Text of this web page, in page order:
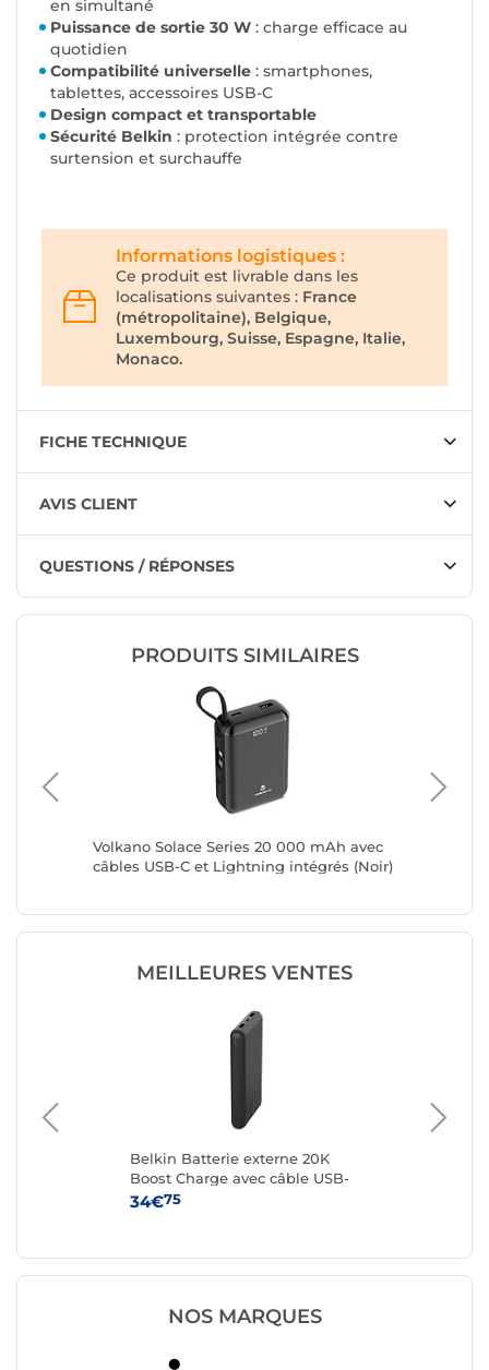
en simultané
Puissance de sortie 30 W : charge efficace au
quotidien
Compatibilité universelle : smartphones,
tablettes, accessoires USB-C
Design compact et transportable
Sécurité Belkin : protection intégrée contre
surtension et surchauffe
Informations logistiques :
Ce produit est livrable dans les
localisations suivantes : France
(métropolitaine), Belgique,
Luxembourg, Suisse, Espagne, Italie,
Monaco.
FICHE TECHNIQUE
AVIS CLIENT
QUESTIONS / RÉPONSES
PRODUITS SIMILAIRES
Volkano Solace Series 20 000 mAh avec
câbles USB-C et Lightning intégrés (Noir)
MEILLEURES VENTES
Belkin Batterie externe 20K
Boost Charge avec câble USB-
A vers USB-C (Noir)
34€75
NOS MARQUES